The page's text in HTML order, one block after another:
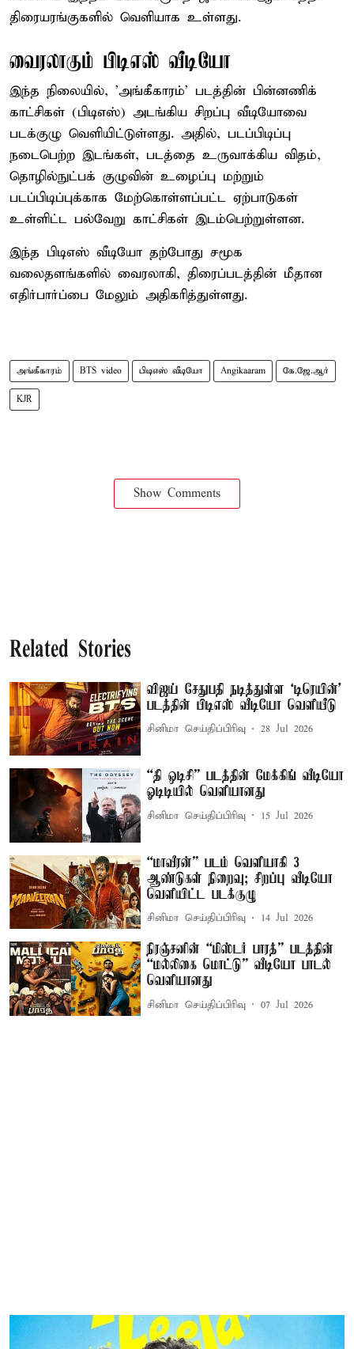
திரையரங்குகளில் வெளியாக உள்ளது.
வைரலாகும் பிடிஎஸ் வீடியோ
இந்த நிலையில், 'அங்கீகாரம்' படத்தின் பின்னணிக்
காட்சிகள் (பிடிஎஸ்) அடங்கிய சிறப்பு வீடியோவை
படக்குழு வெளியிட்டுள்ளது. அதில், படப்பிடிப்பு
நடைபெற்ற இடங்கள், படத்தை உருவாக்கிய விதம்,
தொழில்நுட்பக் குழுவின் உழைப்பு மற்றும்
படப்பிடிப்புக்காக மேற்கொள்ளப்பட்ட ஏற்பாடுகள்
உள்ளிட்ட பல்வேறு காட்சிகள் இடம்பெற்றுள்ளன.
இந்த பிடிஎஸ் வீடியோ தற்போது சமூக
வலைதளங்களில் வைரலாகி, திரைப்படத்தின் மீதான
எதிர்பார்ப்பை மேலும் அதிகரித்துள்ளது.
அங்கீகாரம் BTS video பிடிஎஸ் வீடியோ Angikaaram கே.ஜே.ஆர்
KJR
Show Comments
Related Stories
விஜய் சேதுபதி நடித்துள்ள `டிரெயின்'
படத்தின் பிடிஎஸ் வீடியோ வெளியீடு
சினிமா செய்திப்பிரிவு 28 Jul 2026
“தி ஒடிசி” படத்தின் மேக்கிங் வீடியோ
ஓடிடியில் வெளியானது
சினிமா செய்திப்பிரிவு 15 Jul 2026
“மாவீரன்” படம் வெளியாகி 3
ஆண்டுகள் நிறைவு; சிறப்பு வீடியோ
வெளியிட்ட படக்குழு
சினிமா செய்திப்பிரிவு 14 Jul 2026
நிரஞ்சனின் “மிஸ்டர் பாரத்” படத்தின்
“மல்லிகை மொட்டு” வீடியோ பாடல்
வெளியானது
சினிமா செய்திப்பிரிவு 07 Jul 2026